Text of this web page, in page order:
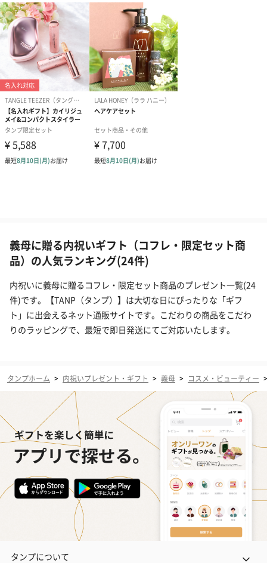
義母に贈る内祝いギフト（コフレ・限定セット商
品）の人気ランキング(24件)
内祝いに義母に贈るコフレ・限定セット商品のプレゼント一覧(24
件)です。【TANP（タンプ）】は大切な日にぴったりな「ギフ
ト」に出会えるネット通販サイトです。こだわりの商品をこだわ
りのラッピングで、最短で即日発送にてご対応いたします。
タンプホーム > 内祝いプレゼント・ギフト > 義母 > コスメ・ビューティー
タンプについて